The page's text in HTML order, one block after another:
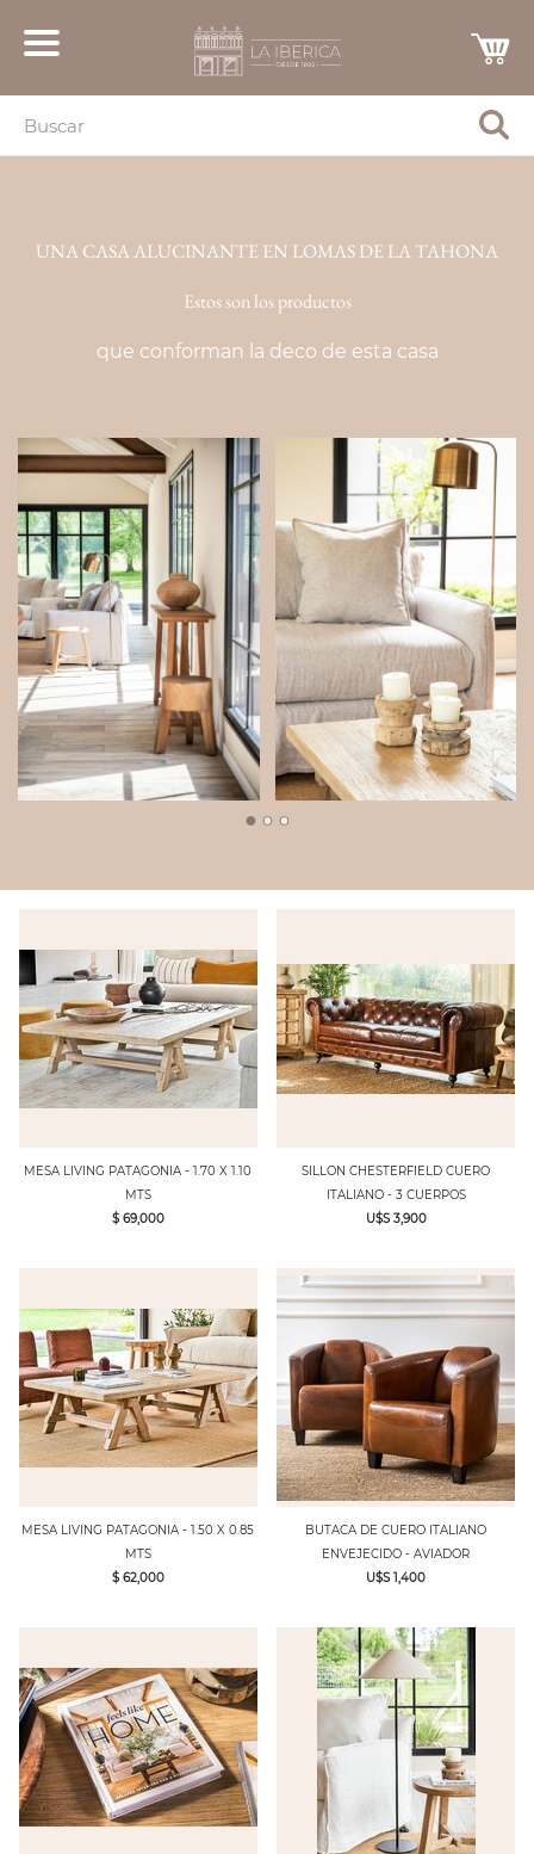
UNA CASA ALUCINANTE EN LOMAS DE LA TAHONA
Estos son los productos
que conforman la deco de esta casa
MESA LIVING PATAGONIA - 1.70 X 1.10
MTS
$ 69,000
SILLON CHESTERFIELD CUERO
ITALIANO - 3 CUERPOS
U$S 3,900
MESA LIVING PATAGONIA - 1.50 X 0.85
MTS
$ 62,000
BUTACA DE CUERO ITALIANO
ENVEJECIDO - AVIADOR
U$S 1,400